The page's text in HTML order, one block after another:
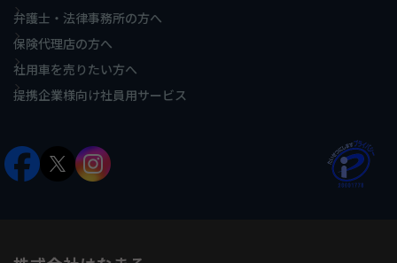
弁護士・法律事務所の方へ
保険代理店の方へ
社用車を売りたい方へ
提携企業様向け社員用サービス